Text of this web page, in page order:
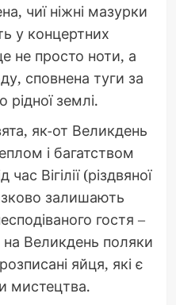
чиї ніжні мазурки
у концертних
не просто ноти, а
сповнена туги за
землі.
як-от Великдень
і багатством
Вігілії (різдвяної
залишають
гостя –
Великдень поляки
яйця, які є
мистецтва.